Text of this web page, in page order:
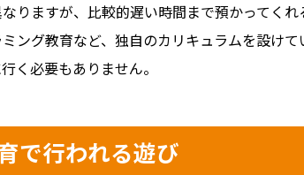
ますが、比較的遅い時間まで預かってくれ
ング教育など、独自のカリキュラムを設けて
く必要もありません。
で行われる遊び